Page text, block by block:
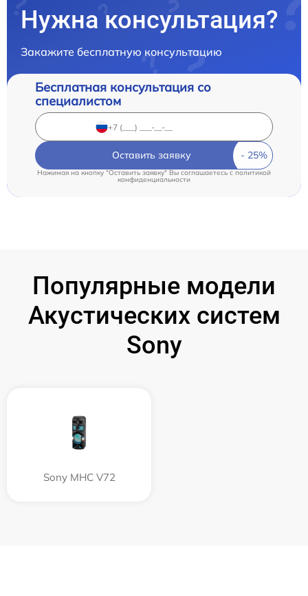
Нужна консультация?
Закажите бесплатную консультацию
Бесплатная консультация со
специалистом
Оставить заявку
Нажимая на кнопку "Оставить заявку" Вы соглашаетесь c политикой
конфиденциальности
Популярные модели
Акустических систем
Sony
Sony MHC V72